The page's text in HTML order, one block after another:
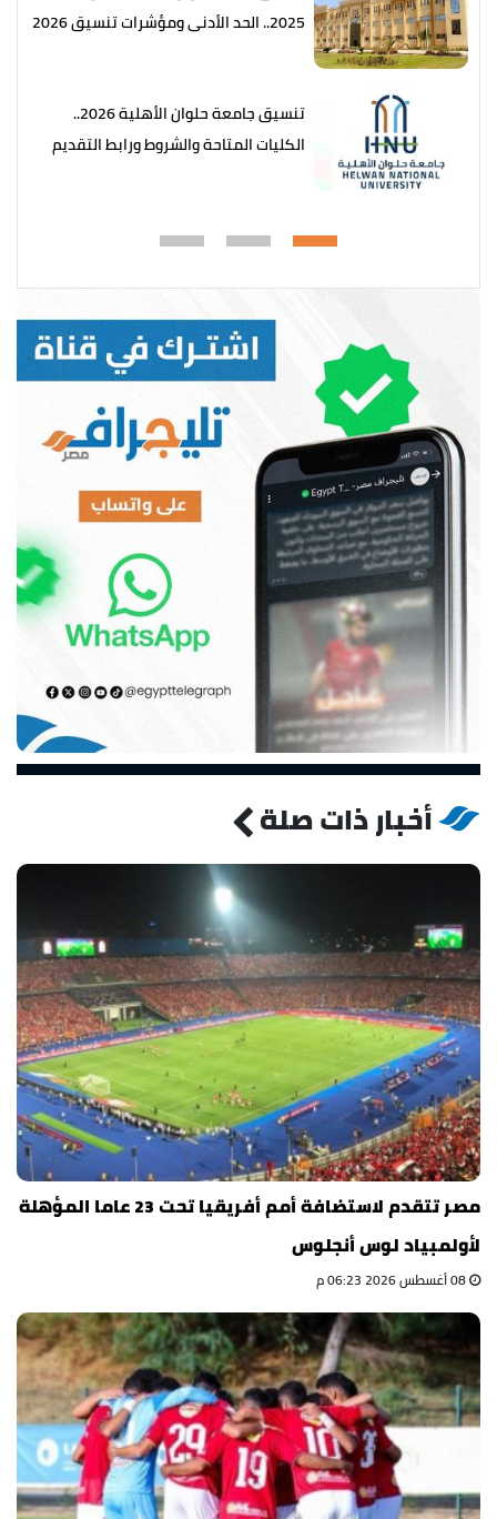
2025.. الحد الأدنى ومؤشرات تنسيق 2026
تنسيق جامعة حلوان الأهلية 2026..
الكليات المتاحة والشروط ورابط التقديم
أخبار ذات صلة
مصر تتقدم لاستضافة أمم أفريقيا تحت 23 عاما المؤهلة
لأولمبياد لوس أنجلوس